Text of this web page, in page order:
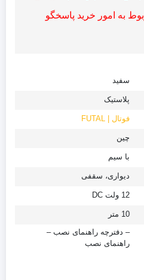
به امور خرید پاسخگو
سفید
پلاستیک
فوتال | FUTAL
چین
با سیم
دیواری، سقفی
12 ولت DC
10 متر
– دفترچه راهنمای نصب –
راهنمای نصب